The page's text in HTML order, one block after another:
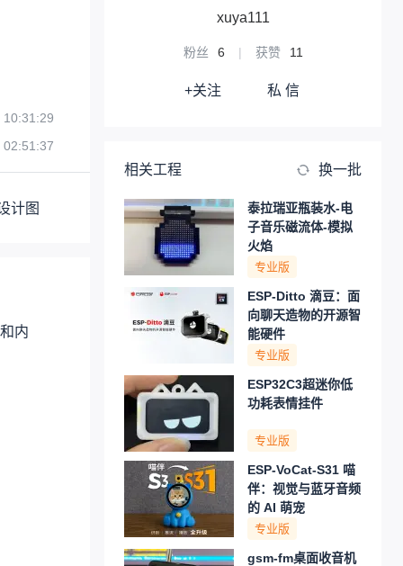
计图
内
xuya111
粉丝 6 | 获赞 11
+关注 私 信
相关工程 换一批
泰拉瑞亚瓶装水-电
子音乐磁流体-模拟
火焰
专业版
ESP-Ditto 滴豆：面
向聊天造物的开源智
能硬件
专业版
ESP32C3超迷你低
功耗表情挂件
专业版
ESP-VoCat-S31 喵
伴：视觉与蓝牙音频
的 AI 萌宠
专业版
gsm-fm桌面收音机